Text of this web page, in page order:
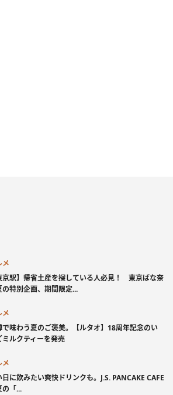
メ
京駅】帰省土産を探している人必見！ 東京ばな奈
の特別企画、期間限定...
メ
で味わう夏のご褒美。【ルタオ】18周年記念のい
ミルクティーを発売
メ
日に飲みたい爽快ドリンクも。J.S. PANCAKE CAFE
の「...